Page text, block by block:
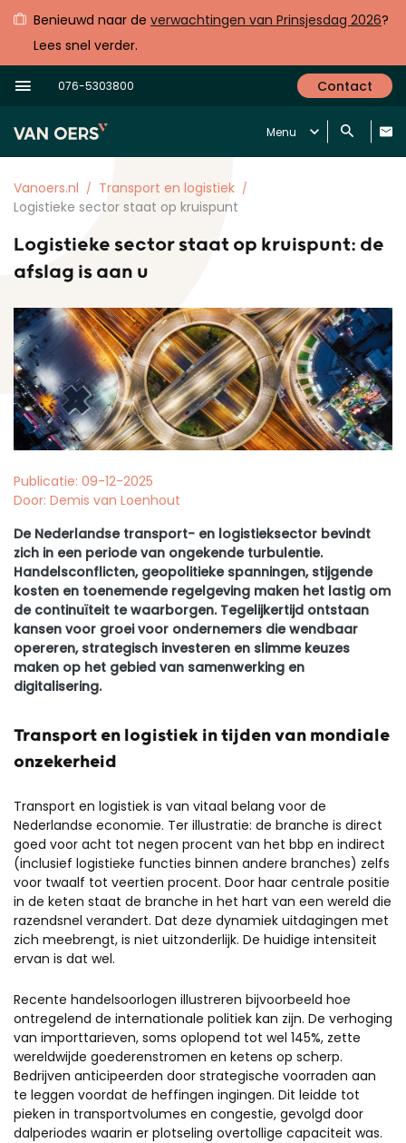
Benieuwd naar de verwachtingen van Prinsjesdag 2026?
Lees snel verder.
076-5303800 Contact
Menu
Vanoers.nl
Transport en logistiek
Logistieke sector staat op kruispunt
Logistieke sector staat op kruispunt: de
afslag is aan u
Publicatie: 09-12-2025
Door: Demis van Loenhout
De Nederlandse transport- en logistieksector bevindt
zich in een periode van ongekende turbulentie.
Handelsconflicten, geopolitieke spanningen, stijgende
kosten en toenemende regelgeving maken het lastig om
de continuïteit te waarborgen. Tegelijkertijd ontstaan
kansen voor groei voor ondernemers die wendbaar
opereren, strategisch investeren en slimme keuzes
maken op het gebied van samenwerking en
digitalisering.
Transport en logistiek in tijden van mondiale
onzekerheid
Transport en logistiek is van vitaal belang voor de
Nederlandse economie. Ter illustratie: de branche is direct
goed voor acht tot negen procent van het bbp en indirect
(inclusief logistieke functies binnen andere branches) zelfs
voor twaalf tot veertien procent. Door haar centrale positie
in de keten staat de branche in het hart van een wereld die
razendsnel verandert. Dat deze dynamiek uitdagingen met
zich meebrengt, is niet uitzonderlijk. De huidige intensiteit
ervan is dat wel.
Recente handelsoorlogen illustreren bijvoorbeeld hoe
ontregelend de internationale politiek kan zijn. De verhoging
van importtarieven, soms oplopend tot wel 145%, zette
wereldwijde goederenstromen en ketens op scherp.
Bedrijven anticipeerden door strategische voorraden aan
te leggen voordat de heffingen ingingen. Dit leidde tot
pieken in transportvolumes en congestie, gevolgd door
dalperiodes waarin er plotseling overtollige capaciteit was.